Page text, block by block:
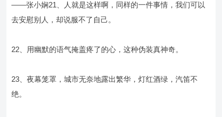
——张小娴21、人就是这样啊，同样的一件事情，我们可以
去安慰别人，却说服不了自己。
22、用幽默的语气掩盖疼了的心，这种伪装真神奇。
23、夜幕笼罩，城市无奈地露出繁华，灯红酒绿，汽笛不
绝。